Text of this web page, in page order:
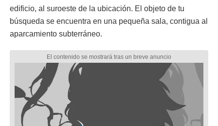
edificio, al suroeste de la ubicación. El objeto de tu
búsqueda se encuentra en una pequeña sala, contigua al
aparcamiento subterráneo.